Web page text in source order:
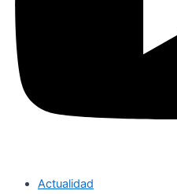
Actualidad